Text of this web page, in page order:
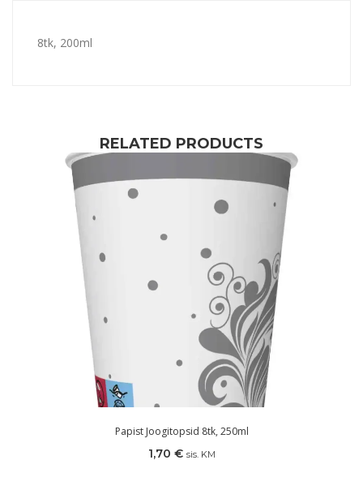
8tk, 200ml
RELATED PRODUCTS
Papist Joogitopsid 8tk, 250ml
1,70 € sis. KM